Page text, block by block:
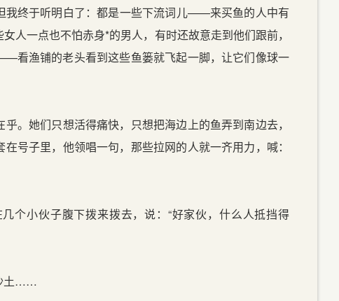
我终于听明白了：都是一些下流词儿——来买鱼的人中有
人一点也不怕赤身*的男人，有时还故意走到他们跟前，
看渔铺的老头看到这些鱼篓就飞起一脚，让它们像球一
她们只想活得痛快，只想把海边上的鱼弄到南边去，
号子里，他领唱一句，那些拉网的人就一齐用力，喊：
小伙子腹下拨来拨去，说：“好家伙，什么人抵挡得
土……